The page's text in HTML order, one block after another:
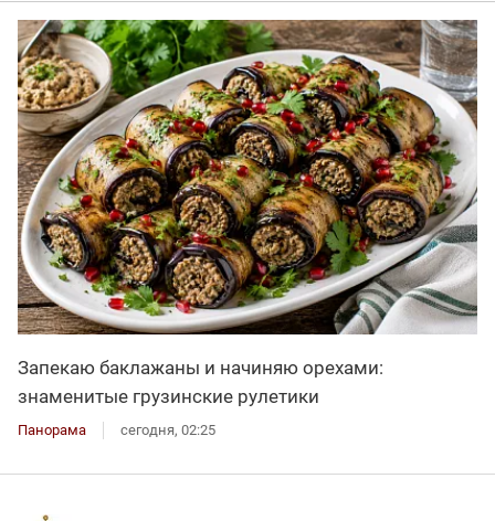
Запекаю баклажаны и начиняю орехами:
знаменитые грузинские рулетики
Панорама сегодня, 02:25